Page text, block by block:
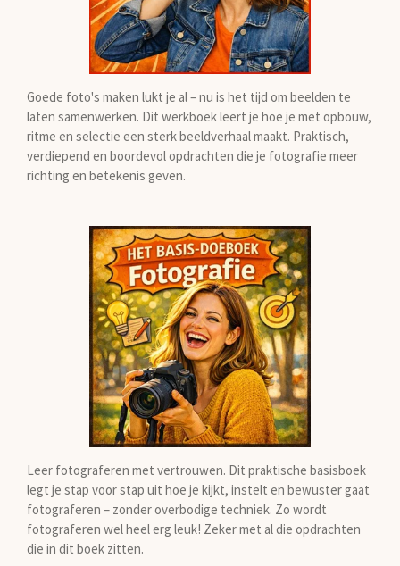
Goede foto's maken lukt je al – nu is het tijd om beelden te
laten samenwerken. Dit werkboek leert je hoe je met opbouw,
ritme en selectie een sterk beeldverhaal maakt. Praktisch,
verdiepend en boordevol opdrachten die je fotografie meer
richting en betekenis geven.
Leer fotograferen met vertrouwen. Dit praktische basisboek
legt je stap voor stap uit hoe je kijkt, instelt en bewuster gaat
fotograferen – zonder overbodige techniek. Zo wordt
fotograferen wel heel erg leuk! Zeker met al die opdrachten
die in dit boek zitten.